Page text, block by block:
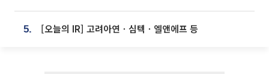
5. [오늘의 IR] 고려아연ㆍ심텍ㆍ엘앤에프 등